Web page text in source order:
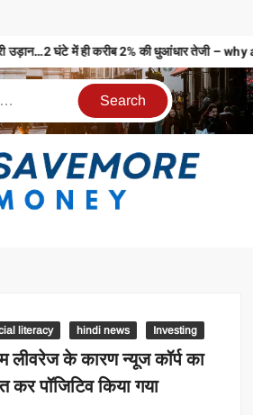
उड़ान…2 घंटे में ही करीब 2% की धुआंधार
literacy hindi news Investing
लीवरेज के कारण न्यूज कॉर्प का
पॉजिटिव किया गया